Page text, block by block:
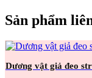
Sản phẩm
Dương vật giả đeo